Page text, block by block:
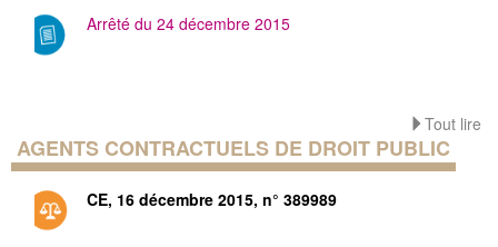
Arrêté du 24 décembre 2015
Tout lire
AGENTS CONTRACTUELS DE DROIT PUBLIC
CE, 16 décembre 2015, n° 389989